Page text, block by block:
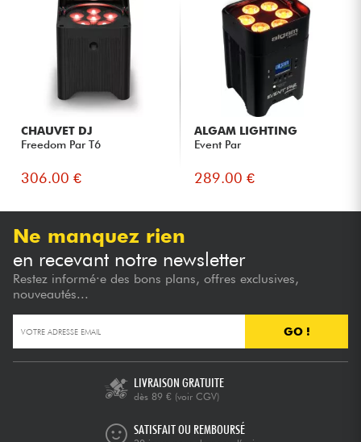
CHAUVET DJ
Freedom Par T6
306.00 €
ALGAM LIGHTING
Event Par
289.00 €
Ne manquez rien
en recevant notre newsletter
Restez informé·e des bons plans, offres exclusives,
nouveautés...
GO !
LIVRAISON GRATUITE
dès 89 € (voir CGV)
SATISFAIT OU REMBOURSÉ